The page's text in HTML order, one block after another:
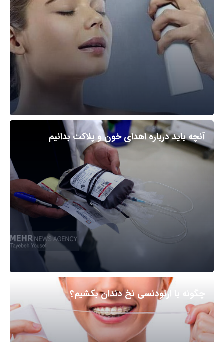
آنچه باید درباره اهدای خون و پلاکت بدانیم
چگونه با ارتودنسی نخ دندان بکشیم؟